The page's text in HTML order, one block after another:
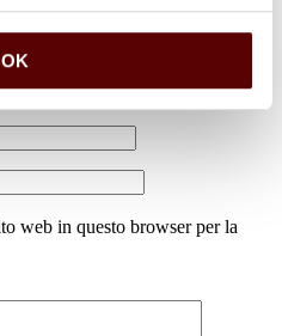
OK
I campi obbligatori sono
web in questo browser per la